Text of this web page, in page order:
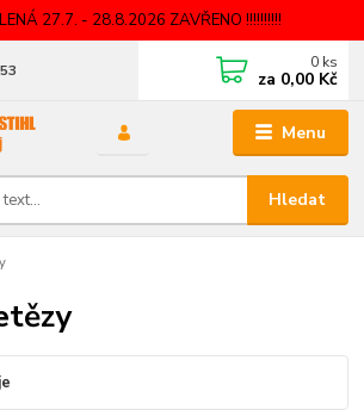
27.7. - 28.8.2026 ZAVŘENO !!!!!!!!!!
Menu
Hledat
0 ks
za 0,00 Kč